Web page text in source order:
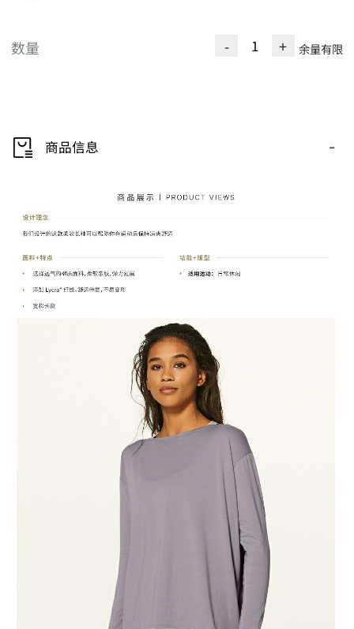
数量 - + 余量有限
商品信息 -